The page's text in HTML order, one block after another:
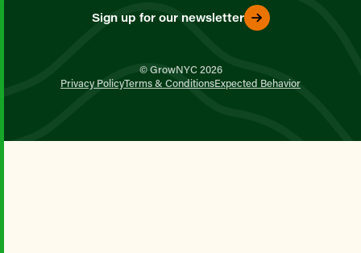
Sign up for our newsletter
© GrowNYC 2026
Privacy PolicyTerms & ConditionsExpected Behavior